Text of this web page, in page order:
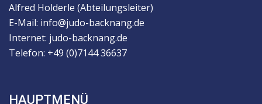
Alfred Holderle (Abteilungsleiter)
E-Mail: info@judo-backnang.de
Internet: judo-backnang.de
Telefon: +49 (0)7144 36637
HAUPTMENÜ